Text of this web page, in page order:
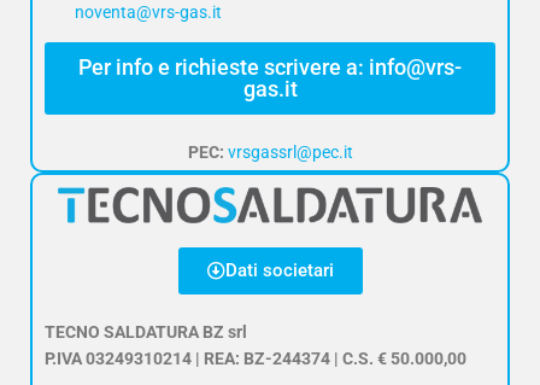
noventa@vrs-gas.it
Per info e richieste scrivere a: info@vrs-
gas.it
PEC: vrsgassrl@pec.it
Dati societari
TECNO SALDATURA BZ srl
P.IVA 03249310214 | REA: BZ-244374 | C.S. € 50.000,00